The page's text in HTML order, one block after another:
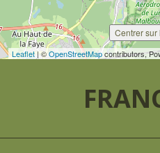
Centrer sur
Leaflet| ©OpenStreetMapcontributors,